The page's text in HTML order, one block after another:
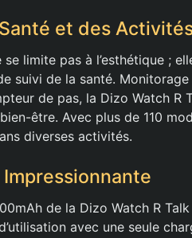
et des
limite pas à l’esthétique ;
suivi de la santé.
de pas, la Dizo Watch
être. Avec plus de 110
diverses activités.
de la Dizo Watch R
avec une seule